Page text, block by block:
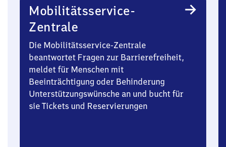
Mobilitätsservice-
Zentrale
Die Mobilitätsservice-Zentrale
beantwortet Fragen zur Barrierefreiheit,
meldet für Menschen mit
Beeinträchtigung oder Behinderung
Unterstützungswünsche an und bucht für
sie Tickets und Reservierungen